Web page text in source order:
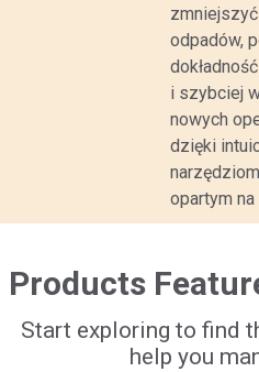
odpadów,
i szybciej
nowych
dzięki
narzędziom
opartym na
Products
Start exploring to find
help you